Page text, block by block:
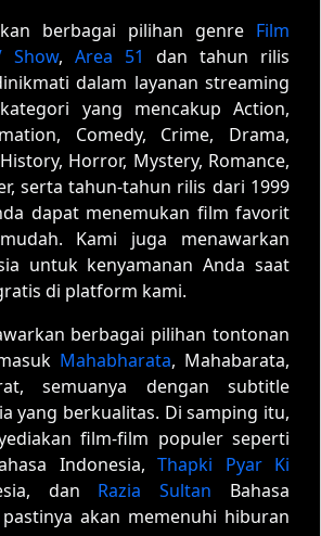
berbagai pilihan genre Film
Show, Area 51
dan tahun rilis
dalam layanan streaming
yang mencakup Action,
Comedy, Crime, Drama,
Horror, Mystery, Romance,
serta tahun-tahun rilis dari 1999
dapat menemukan film favorit
Kami juga menawarkan
untuk kenyamanan Anda saat
di platform kami.
berbagai pilihan tontonan
Mahabharata, Mahabarata,
semuanya dengan subtitle
yang berkualitas. Di samping itu,
film-film populer seperti
Indonesia, Thapki Pyar Ki
dan Razia Sultan Bahasa
akan memenuhi hiburan